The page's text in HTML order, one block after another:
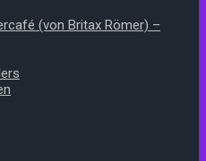
(von Britax Römer) –